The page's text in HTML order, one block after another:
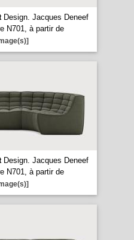
Design. Jacques Deneef
N701, à partir de
Design. Jacques Deneef
N701, à partir de